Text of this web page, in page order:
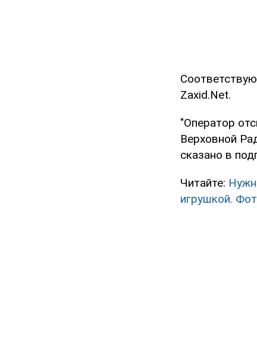
Zaxid.Net.
"Оператор
Верховной
сказано в
Читайте:
игрушкой.